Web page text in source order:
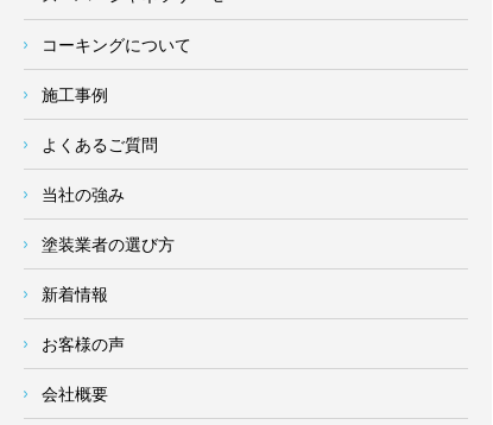
コーキングについて
施工事例
よくあるご質問
当社の強み
塗装業者の選び方
新着情報
お客様の声
会社概要